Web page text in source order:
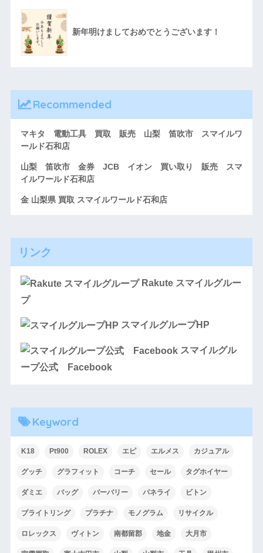
新年明けましておめでとうございます！
Recommended
マキタ 電動工具 買取 販売 山梨 笛吹市 スマイルワ
ールド石和店
山梨 笛吹市 金券 JCB イオン 買い取り 販売 スマ
イルワールド石和店
金 山梨県 買取 スマイルワールド石和店
リンク
Rakute スマイルグルー
プ
スマイルグループHP
スマイルグル
ープ公式 Facebook
Keyword
K18 Pt900 ROLEX エピ エルメス カジュアル
グッチ グラフィット コーチ セール タグホイヤー
ダミエ バッグ バーバリー パネライ ビトン
ブライトリング プラチナ モノグラム リサイクル
ロレックス ヴィトン 南都留郡 地金 大月市